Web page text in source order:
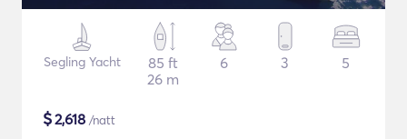
Segling Yacht
85 ft
26 m
6 3 5
$2,618 /natt